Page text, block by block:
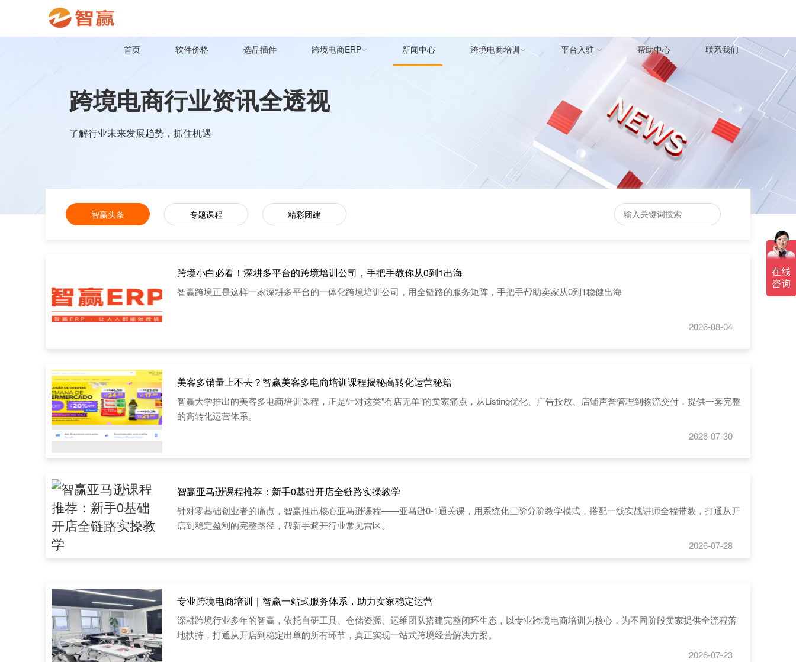
首页 软件价格 选品插件 跨境电商ERP 新闻中心 跨境电商培训 平台入驻 帮助中心 联系我们
跨境电商行业资讯全透视
了解行业未来发展趋势，抓住机遇
智赢头条 专题课程 精彩团建
跨境小白必看！深耕多平台的跨境培训公司，手把手教你从0到1出海
智赢跨境正是这样一家深耕多平台的一体化跨境培训公司，用全链路的服务矩阵，手把手帮助卖家从0到1稳健出海
2026-08-04
美客多销量上不去？智赢美客多电商培训课程揭秘高转化运营秘籍
智赢大学推出的美客多电商培训课程，正是针对这类"有店无单"的卖家痛点，从Listing优化、广告投放、店铺声誉管理到物流交付，提供一套完整
的高转化运营体系。
2026-07-30
智赢亚马逊课程推荐：新手0基础开店全链路实操教学
针对零基础创业者的痛点，智赢推出核心亚马逊课程——亚马逊0-1通关课，用系统化三阶分阶教学模式，搭配一线实战讲师全程带教，打通从开
店到稳定盈利的完整路径，帮新手避开行业常见雷区。
2026-07-28
专业跨境电商培训｜智赢一站式服务体系，助力卖家稳定运营
深耕跨境行业多年的智赢，依托自研工具、仓储资源、运维团队搭建完整闭环生态，以专业跨境电商培训为核心，为不同阶段卖家提供全流程落
地扶持，打通从开店到稳定出单的所有环节，真正实现一站式跨境经营解决方案。
2026-07-23